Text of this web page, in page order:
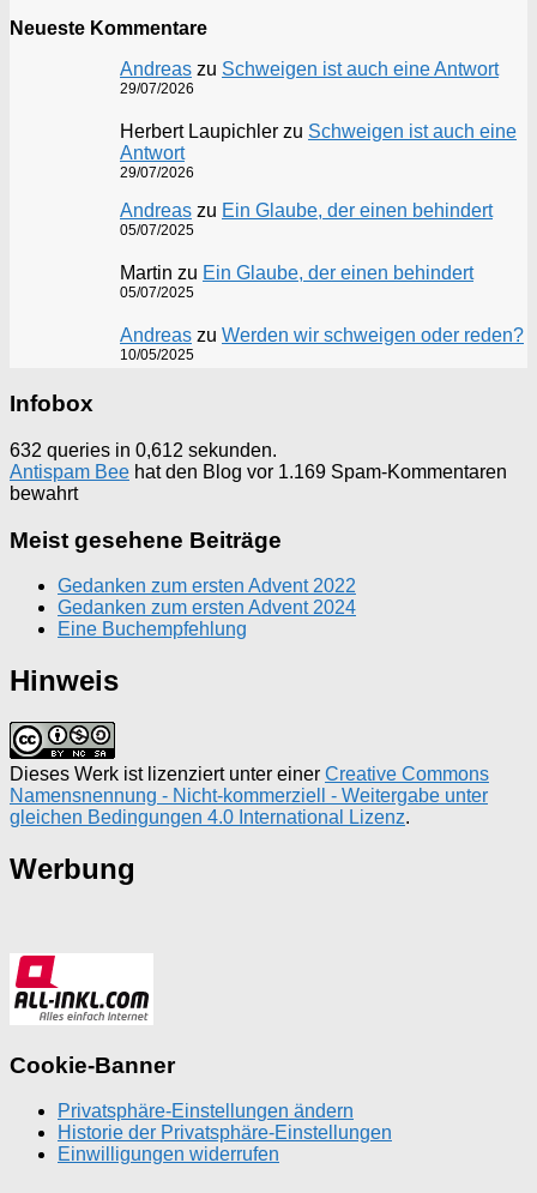
Neueste Kommentare
Andreas zu Schweigen ist auch eine Antwort
29/07/2026
Herbert Laupichler zu Schweigen ist auch eine
Antwort
29/07/2026
Andreas zu Ein Glaube, der einen behindert
05/07/2025
Martin zu Ein Glaube, der einen behindert
05/07/2025
Andreas zu Werden wir schweigen oder reden?
10/05/2025
Infobox
632 queries in 0,612 sekunden.
Antispam Bee hat den Blog vor 1.169 Spam-Kommentaren
bewahrt
Meist gesehene Beiträge
Gedanken zum ersten Advent 2022
Gedanken zum ersten Advent 2024
Eine Buchempfehlung
Hinweis
Dieses Werk ist lizenziert unter einer Creative Commons
Namensnennung - Nicht-kommerziell - Weitergabe unter
gleichen Bedingungen 4.0 International Lizenz.
Werbung
Cookie-Banner
Privatsphäre-Einstellungen ändern
Historie der Privatsphäre-Einstellungen
Einwilligungen widerrufen